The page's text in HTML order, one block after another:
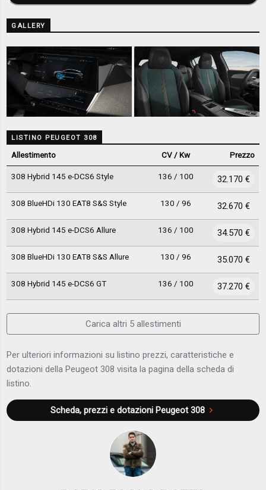
GALLERY
LISTINO PEUGEOT 308
Allestimento CV / Kw Prezzo
308 Hybrid 145 e-DCS6 Style 136 / 100 32.170 €
308 BlueHDi 130 EAT8 S&S Style 130 / 96 32.670 €
308 Hybrid 145 e-DCS6 Allure 136 / 100 34.570 €
308 BlueHDi 130 EAT8 S&S Allure 130 / 96 35.070 €
308 Hybrid 145 e-DCS6 GT 136 / 100 37.270 €
Carica altri 5 allestimenti
Per ulteriori informazioni su listino prezzi, caratteristiche e
dotazioni della Peugeot 308 visita la pagina della scheda di
listino.
Scheda, prezzi e dotazioni Peugeot 308